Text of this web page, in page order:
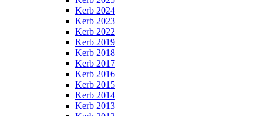
Kerb 2024
Kerb 2023
Kerb 2022
Kerb 2019
Kerb 2018
Kerb 2017
Kerb 2016
Kerb 2015
Kerb 2014
Kerb 2013